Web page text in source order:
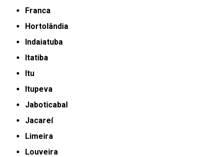
Franca
Hortolândia
Indaiatuba
Itatiba
Itu
Itupeva
Jaboticabal
Jacareí
Limeira
Louveira